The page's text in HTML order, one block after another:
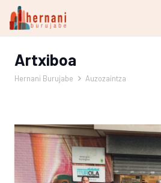
Artxiboa
Hernani Burujabe Auzozaintza